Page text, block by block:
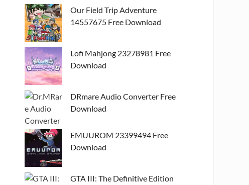
Our Field Trip Adventure
14557675 Free Download
Lofi Mahjong 23278981 Free
Download
DRmare Audio Converter Free
Download
EMUUROM 23399494 Free
Download
GTA III: The Definitive Edition